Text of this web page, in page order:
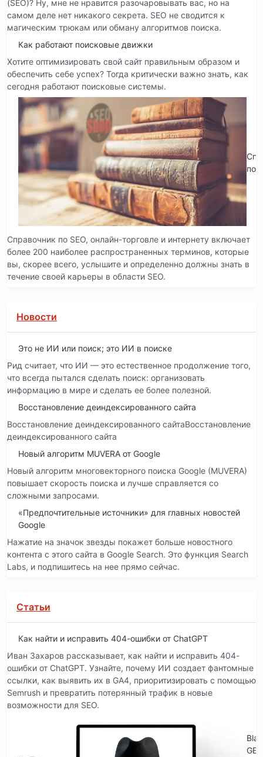
(SEO)? Ну, мне не нравится разочаровывать вас, но на
самом деле нет никакого секрета. SEO не сводится к
магическим трюкам или обману алгоритмов поиска.
Как работают поисковые движки
Хотите оптимизировать свой сайт правильным образом и
обеспечить себе успех? Тогда критически важно знать, как
сегодня работают поисковые системы.
по
Справочник по SEO, онлайн-торговле и интернету включает
более 200 наиболее распространенных терминов, которые
вы, скорее всего, услышите и определенно должны знать в
течение своей карьеры в области SEO.
Новости
Это не ИИ или поиск; это ИИ в поиске
Рид считает, что ИИ — это естественное продолжение того,
что всегда пытался сделать поиск: организовать
информацию в мире и сделать ее более полезной.
Восстановление деиндексированного сайта
Восстановление деиндексированного сайтаВосстановление
деиндексированного сайта
Новый алгоритм MUVERA от Google
Новый алгоритм многовекторного поиска Google (MUVERA)
повышает скорость поиска и лучше справляется со
сложными запросами.
«Предпочтительные источники» для главных новостей
Google
Нажатие на значок звезды покажет больше новостного
контента с этого сайта в Google Search. Это функция Search
Labs, и подпишитесь на нее прямо сейчас.
Статьи
Как найти и исправить 404-ошибки от ChatGPT
Иван Захаров рассказывает, как найти и исправить 404-
ошибки от ChatGPT. Узнайте, почему ИИ создает фантомные
ссылки, как выявить их в GA4, приоритизировать с помощью
Semrush и превратить потерянный трафик в новые
возможности для SEO.